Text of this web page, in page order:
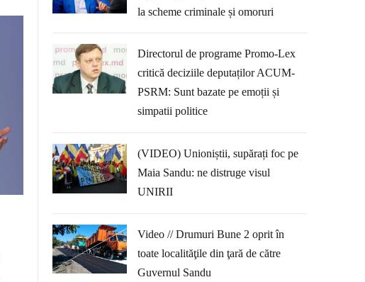
la scheme criminale și omoruri
Directorul de programe Promo-Lex
critică deciziile deputaților ACUM-
PSRM: Sunt bazate pe emoții și
simpatii politice
(VIDEO) Unioniștii, supărați foc pe
Maia Sandu: ne distruge visul
UNIRII
Video // Drumuri Bune 2 oprit în
toate localităţile din ţară de către
Guvernul Sandu